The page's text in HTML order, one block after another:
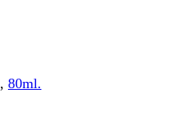
, 80ml.